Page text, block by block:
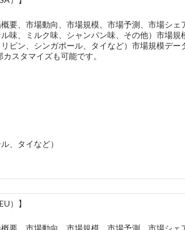
要、市場動向、市場規模、市場予測、市場シェ
味、ミルク味、シャンパン味、その他）市場規
ピン、シンガポール、タイなど）市場規模デー
スタマイズも可能です。
、タイなど）
）】
要、市場動向、市場規模、市場予測、市場シェ